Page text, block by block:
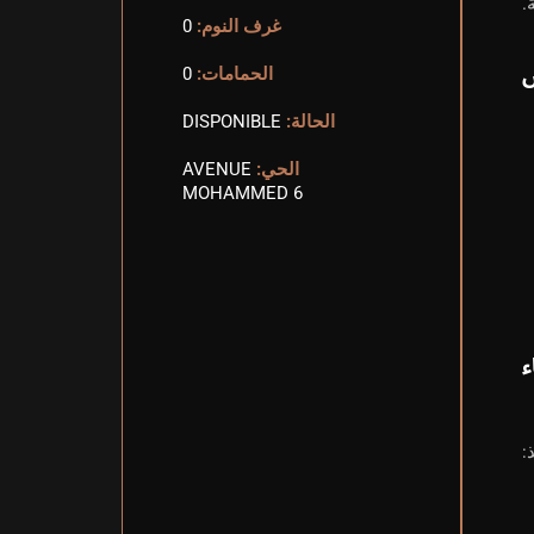
غرف النوم: 0
الحمامات: 0
الحالة: DISPONIBLE
الحي: AVENUE
MOHAMMED 6